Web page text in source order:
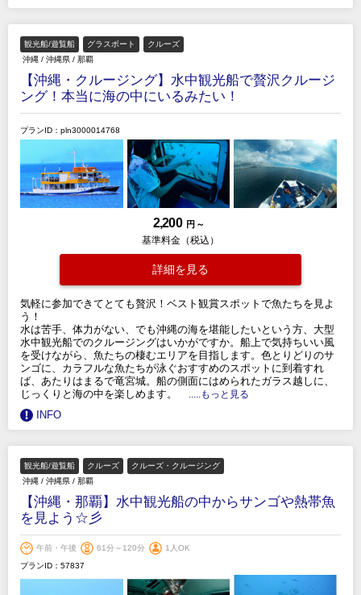
観光船/遊覧船 グラスボート
クルーズ
沖縄 / 沖縄県 / 那覇
【沖縄・クルージング】水中観光船で贅沢クルージ
ング！本当に海の中にいるみたい！
プランID：pln3000014768
2,200 円 ～
基準料金（税込）
詳細を見る
気軽に参加できてとても贅沢！ベスト観賞スポットで魚たちを見よ
う！
水は苦手、体力がない、でも沖縄の海を堪能したいという方、大型
水中観光船でのクルージングはいかがですか。船上で気持ちいい風
を受けながら、魚たちの棲むエリアを目指します。色とりどりのサ
ンゴに、カラフルな魚たちが泳ぐおすすめのスポットに到着すれ
ば、あたりはまるで竜宮城。船の側面にはめられたガラス越しに、
じっくりと海の中を楽しめます。
.....もっと見る
INFO
観光船/遊覧船 クルーズ
クルーズ・クルージング
沖縄 / 沖縄県 / 那覇
【沖縄・那覇】水中観光船の中からサンゴや熱帯魚
を見よう☆彡
午前・午後 61分～120分
1人OK
プランID：57837